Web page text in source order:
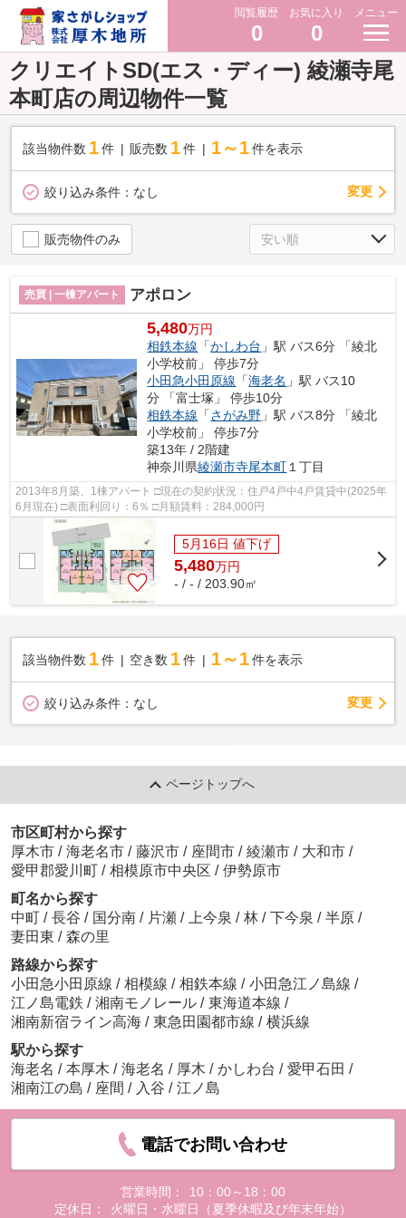
閲覧履歴
0
お気に入り
0
メニュー
クリエイトSD(エス・ディー) 綾瀬寺尾
本町店の周辺物件一覧
該当物件数 1件 販売数 1 件 1～1 件を表示
絞り込み条件： なし 変更
販売物件のみ
売買 | 一棟アパート アポロン
5,480万円
相鉄本線 「かしわ台 」駅 バス6分 「綾北
小学校前」 停歩7分
小田急小田原線 「海老名 」駅 バス10
分 「富士塚」 停歩10分
相鉄本線 「さがみ野 」駅 バス8分 「綾北
小学校前」 停歩7分
築13年 / 2階建
神奈川県綾瀬市寺尾本町 １丁目
2013年8月築、1棟アパート □現在の契約状況：住戸4戸中4戸賃貸中(2025年
6月現在) □表面利回り：6％ □月額賃料：284,000円
5月16日 値下げ
5,480万円
- / - / 203.90㎡
該当物件数 1件 空き数 1 件 1～1 件を表示
絞り込み条件： なし 変更
ページトップへ
市区町村から探す
厚木市 / 海老名市 / 藤沢市 / 座間市 / 綾瀬市 / 大和市 /
愛甲郡愛川町 / 相模原市中央区 / 伊勢原市
町名から探す
中町 / 長谷 / 国分南 / 片瀬 / 上今泉 / 林 / 下今泉 / 半原 /
妻田東 / 森の里
路線から探す
小田急小田原線 / 相模線 / 相鉄本線 / 小田急江ノ島線 /
江ノ島電鉄 / 湘南モノレール / 東海道本線 /
湘南新宿ライン高海 / 東急田園都市線 / 横浜線
駅から探す
海老名 / 本厚木 / 海老名 / 厚木 / かしわ台 / 愛甲石田 /
湘南江の島 / 座間 / 入谷 / 江ノ島
電話でお問い合わせ
営業時間：
10：00～18：00
定休日：
火曜日・水曜日（夏季休暇及び年末年始）